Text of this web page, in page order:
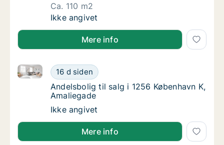
Ca. 110 m2
Ca. 110 m2 andelsbolig til salg på 1900
Ikke angivet
Mere info
Andelsbolig til salg i 1256 København K,
16 d siden
Andelsbolig til salg i 1256 København K, Amaliegade
Andelsbolig til salg i 1256 København K,
Andelsbolig til salg i 1256 København K,
Amaliegade
Andelsbolig til salg i 1256 København K,
Ikke angivet
Mere info